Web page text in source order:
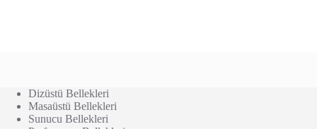
Dizüstü Bellekleri
Masaüstü Bellekleri
Sunucu Bellekleri